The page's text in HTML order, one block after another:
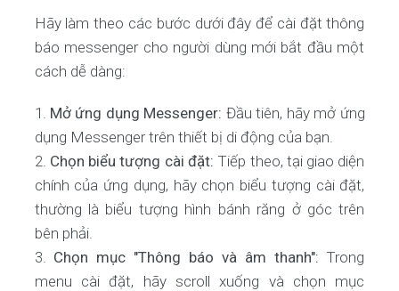
Hãy làm theo các bước dưới đây để cài đặt thông
báo messenger cho người dùng mới bắt đầu một
cách dễ dàng:
Mở ứng dụng Messenger: Đầu tiên, hãy mở ứng
dụng Messenger trên thiết bị di động của bạn.
Chọn biểu tượng cài đặt: Tiếp theo, tại giao diện
chính của ứng dụng, hãy chọn biểu tượng cài đặt,
thường là biểu tượng hình bánh răng ở góc trên
bên phải.
Chọn mục "Thông báo và âm thanh": Trong
menu cài đặt, hãy scroll xuống và chọn mục